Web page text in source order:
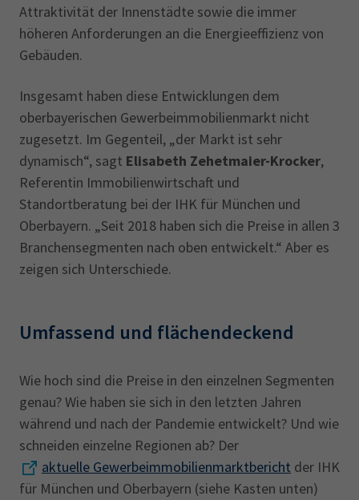
Attraktivität der Innenstädte sowie die immer
höheren Anforderungen an die Energieeffizienz von
Gebäuden.
Insgesamt haben diese Entwicklungen dem
oberbayerischen Gewerbeimmobilienmarkt nicht
zugesetzt. Im Gegenteil, „der Markt ist sehr
dynamisch“, sagt Elisabeth Zehetmaier-Krocker,
Referentin Immobilienwirtschaft und
Standortberatung bei der IHK für München und
Oberbayern. „Seit 2018 haben sich die Preise in allen 3
Branchensegmenten nach oben entwickelt.“ Aber es
zeigen sich Unterschiede.
Umfassend und flächendeckend
Wie hoch sind die Preise in den einzelnen Segmenten
genau? Wie haben sie sich in den letzten Jahren
während und nach der Pandemie entwickelt? Und wie
schneiden einzelne Regionen ab? Der
aktuelle Gewerbeimmobilienmarktbericht der IHK
für München und Oberbayern (siehe Kasten unten)